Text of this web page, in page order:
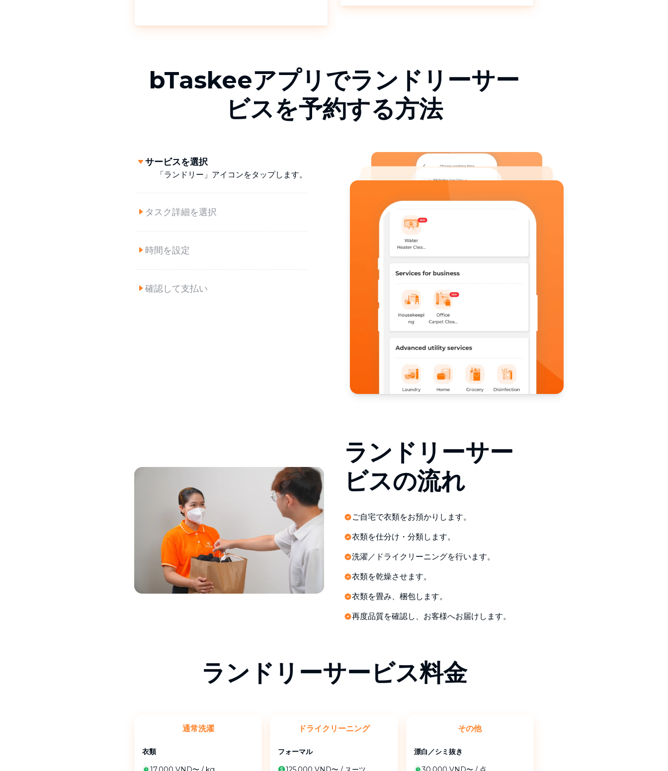
bTaskeeアプリでランドリーサー
ビスを予約する方法
サービスを選択
「ランドリー」アイコンをタップします。
タスク詳細を選択
時間を設定
確認して支払い
ランドリーサー
ビスの流れ
ご自宅で衣類をお預かりします。
衣類を仕分け・分類します。
洗濯／ドライクリーニングを行います。
衣類を乾燥させます。
衣類を畳み、梱包します。
再度品質を確認し、お客様へお届けします。
ランドリーサービス料金
通常洗濯
衣類
ドライクリーニング
フォーマル
その他
漂白／シミ抜き